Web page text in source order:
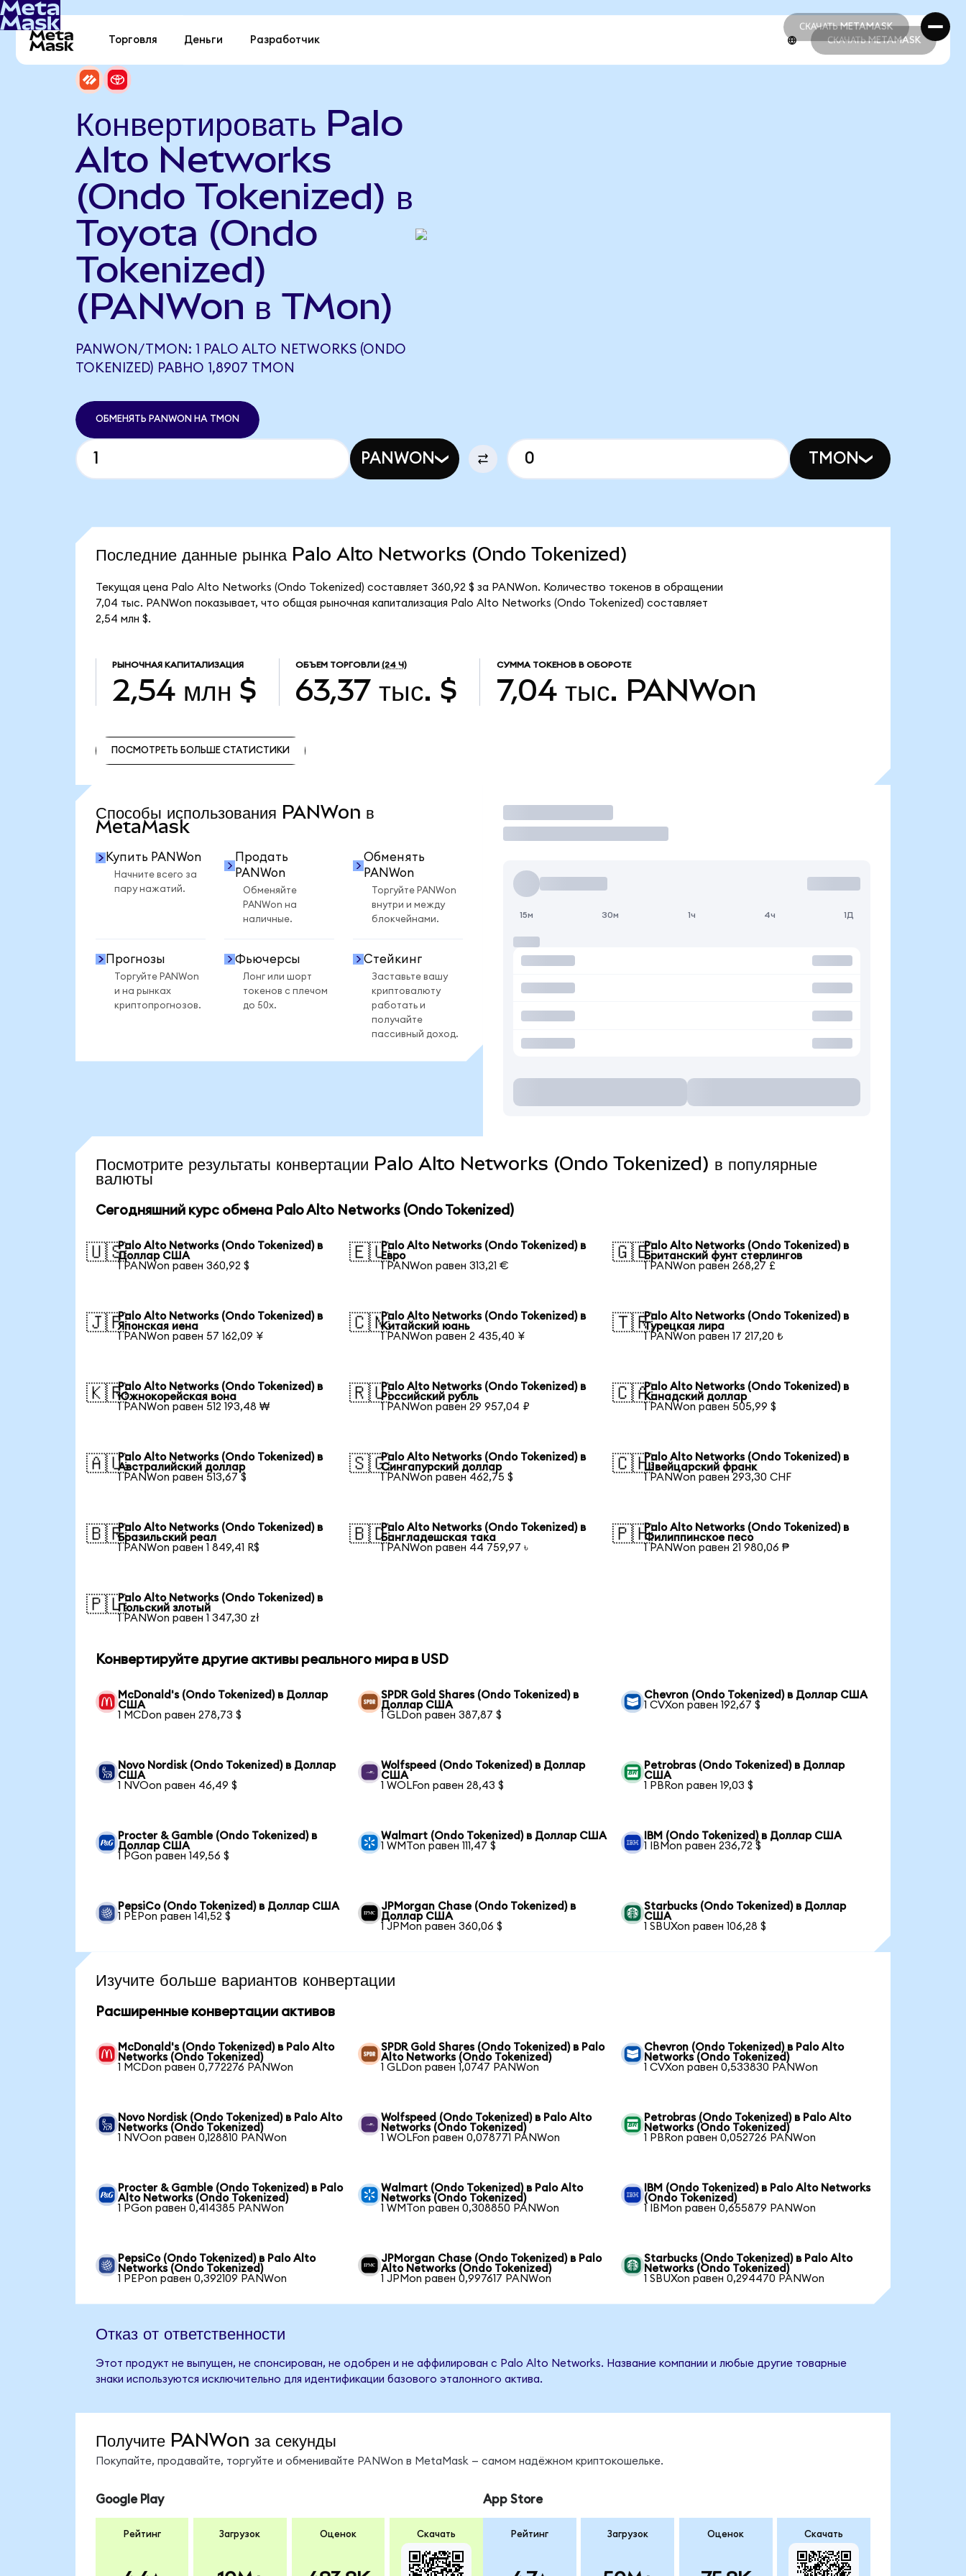
СКАЧАТЬ METAMASK
СКАЧАТЬ METAMASK
Торговля Деньги Разработчик СКАЧАТЬ METAMASK
Конвертировать Palo
Alto Networks
(Ondo Tokenized) в
Toyota (Ondo
Tokenized)
(PANWon в TMon)
PANWON/TMON: 1 PALO ALTO NETWORKS (ONDO
TOKENIZED) РАВНО 1,8907 TMON
ОБМЕНЯТЬ PANWON НА TMON
PANWON TMON
Последние данные рынка Palo Alto Networks (Ondo Tokenized)
Текущая цена Palo Alto Networks (Ondo Tokenized) составляет 360,92 $ за PANWon. Количество токенов в обращении
7,04 тыс. PANWon показывает, что общая рыночная капитализация Palo Alto Networks (Ondo Tokenized) составляет
2,54 млн $.
РЫНОЧНАЯ КАПИТАЛИЗАЦИЯ
2,54 млн $
ОБЪЕМ ТОРГОВЛИ (24 Ч)
63,37 тыс. $
СУММА ТОКЕНОВ В ОБОРОТЕ
7,04 тыс. PANWon
ПОСМОТРЕТЬ БОЛЬШЕ СТАТИСТИКИ
Способы использования PANWon в
MetaMask
Купить PANWon
Начните всего за
пару нажатий.
Продать
PANWon
Обменяйте
PANWon на
наличные.
Обменять
PANWon
Торгуйте PANWon
внутри и между
блокчейнами.
Прогнозы
Торгуйте PANWon
и на рынках
криптопрогнозов.
Фьючерсы
Лонг или шорт
токенов с плечом
до 50x.
Стейкинг
Заставьте вашу
криптовалюту
работать и
получайте
пассивный доход.
Торговать
15м 30м 1ч 4ч 1Д
Посмотрите результаты конвертации Palo Alto Networks (Ondo Tokenized) в популярные
валюты
Сегодняшний курс обмена Palo Alto Networks (Ondo Tokenized)
🇺🇸Palo Alto Networks (Ondo Tokenized) в
Доллар США
1 PANWon равен 360,92 $
🇪🇺Palo Alto Networks (Ondo Tokenized) в
Евро
1 PANWon равен 313,21 €
🇬🇧Palo Alto Networks (Ondo Tokenized) в
Британский фунт стерлингов
1 PANWon равен 268,27 £
🇯🇵Palo Alto Networks (Ondo Tokenized) в
Японская иена
1 PANWon равен 57 162,09 ¥
🇨🇳Palo Alto Networks (Ondo Tokenized) в
Китайский юань
1 PANWon равен 2 435,40 ¥
🇹🇷Palo Alto Networks (Ondo Tokenized) в
Турецкая лира
1 PANWon равен 17 217,20 ₺
🇰🇷Palo Alto Networks (Ondo Tokenized) в
Южнокорейская вона
1 PANWon равен 512 193,48 ₩
🇷🇺Palo Alto Networks (Ondo Tokenized) в
Российский рубль
1 PANWon равен 29 957,04 ₽
🇨🇦Palo Alto Networks (Ondo Tokenized) в
Канадский доллар
1 PANWon равен 505,99 $
🇦🇺Palo Alto Networks (Ondo Tokenized) в
Австралийский доллар
1 PANWon равен 513,67 $
🇸🇬Palo Alto Networks (Ondo Tokenized) в
Сингапурский доллар
1 PANWon равен 462,75 $
🇨🇭Palo Alto Networks (Ondo Tokenized) в
Швейцарский франк
1 PANWon равен 293,30 CHF
🇧🇷Palo Alto Networks (Ondo Tokenized) в
Бразильский реал
1 PANWon равен 1 849,41 R$
🇧🇩Palo Alto Networks (Ondo Tokenized) в
Бангладешская така
1 PANWon равен 44 759,97 ৳
🇵🇭Palo Alto Networks (Ondo Tokenized) в
Филиппинское песо
1 PANWon равен 21 980,06 ₱
🇵🇱Palo Alto Networks (Ondo Tokenized) в
Польский злотый
1 PANWon равен 1 347,30 zł
Конвертируйте другие активы реального мира в USD
McDonald's (Ondo Tokenized) в Доллар
США
1 MCDon равен 278,73 $
SPDR Gold Shares (Ondo Tokenized) в
Доллар США
1 GLDon равен 387,87 $
Chevron (Ondo Tokenized) в Доллар США
1 CVXon равен 192,67 $
Novo Nordisk (Ondo Tokenized) в Доллар
США
1 NVOon равен 46,49 $
Wolfspeed (Ondo Tokenized) в Доллар
США
1 WOLFon равен 28,43 $
Petrobras (Ondo Tokenized) в Доллар
США
1 PBRon равен 19,03 $
Procter & Gamble (Ondo Tokenized) в
Доллар США
1 PGon равен 149,56 $
Walmart (Ondo Tokenized) в Доллар США
1 WMTon равен 111,47 $
IBM (Ondo Tokenized) в Доллар США
1 IBMon равен 236,72 $
PepsiCo (Ondo Tokenized) в Доллар США
1 PEPon равен 141,52 $
JPMorgan Chase (Ondo Tokenized) в
Доллар США
1 JPMon равен 360,06 $
Starbucks (Ondo Tokenized) в Доллар
США
1 SBUXon равен 106,28 $
Изучите больше вариантов конвертации
Расширенные конвертации активов
McDonald's (Ondo Tokenized) в Palo Alto
Networks (Ondo Tokenized)
1 MCDon равен 0,772276 PANWon
SPDR Gold Shares (Ondo Tokenized) в Palo
Alto Networks (Ondo Tokenized)
1 GLDon равен 1,0747 PANWon
Chevron (Ondo Tokenized) в Palo Alto
Networks (Ondo Tokenized)
1 CVXon равен 0,533830 PANWon
Novo Nordisk (Ondo Tokenized) в Palo Alto
Networks (Ondo Tokenized)
1 NVOon равен 0,128810 PANWon
Wolfspeed (Ondo Tokenized) в Palo Alto
Networks (Ondo Tokenized)
1 WOLFon равен 0,078771 PANWon
Petrobras (Ondo Tokenized) в Palo Alto
Networks (Ondo Tokenized)
1 PBRon равен 0,052726 PANWon
Procter & Gamble (Ondo Tokenized) в Palo
Alto Networks (Ondo Tokenized)
1 PGon равен 0,414385 PANWon
Walmart (Ondo Tokenized) в Palo Alto
Networks (Ondo Tokenized)
1 WMTon равен 0,308850 PANWon
IBM (Ondo Tokenized) в Palo Alto Networks
(Ondo Tokenized)
1 IBMon равен 0,655879 PANWon
PepsiCo (Ondo Tokenized) в Palo Alto
Networks (Ondo Tokenized)
1 PEPon равен 0,392109 PANWon
JPMorgan Chase (Ondo Tokenized) в Palo
Alto Networks (Ondo Tokenized)
1 JPMon равен 0,997617 PANWon
Starbucks (Ondo Tokenized) в Palo Alto
Networks (Ondo Tokenized)
1 SBUXon равен 0,294470 PANWon
Отказ от ответственности
Этот продукт не выпущен, не спонсирован, не одобрен и не аффилирован с Palo Alto Networks. Название компании и любые другие товарные
знаки используются исключительно для идентификации базового эталонного актива.
Получите PANWon за секунды
Покупайте, продавайте, торгуйте и обменивайте PANWon в MetaMask — самом надёжном криптокошельке.
Google Play
Рейтинг Загрузок Оценок Скачать
App Store
Рейтинг Загрузок Оценок Скачать